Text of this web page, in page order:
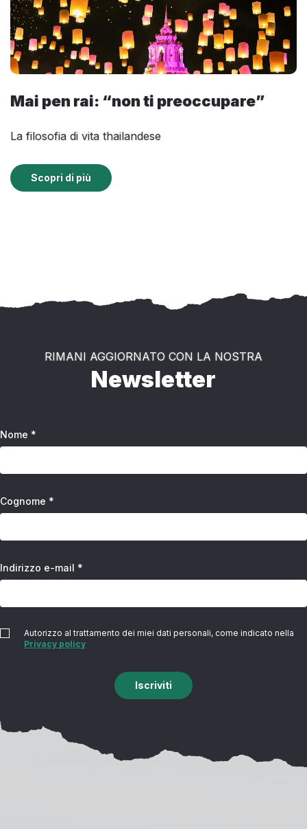
Mai pen rai: “non ti preoccupare”
La filosofia di vita thailandese
Scopri di più
RIMANI AGGIORNATO CON LA NOSTRA
Newsletter
Nome *
Cognome *
Indirizzo e-mail *
Autorizzo al trattamento dei miei dati personali, come indicato nella
Privacy policy
Iscriviti